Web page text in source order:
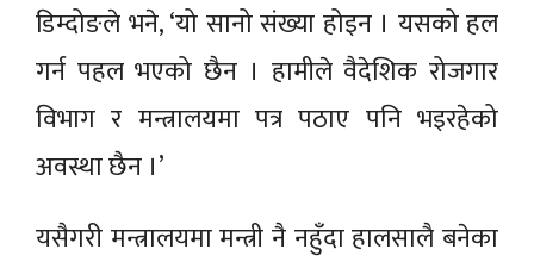
डिम्दोङले भने, ‘यो सानो संख्या होइन । यसको हल
गर्न पहल भएको छैन । हामीले वैदेशिक रोजगार
विभाग र मन्त्रालयमा पत्र पठाए पनि भइरहेको
अवस्था छैन ।’
यसैगरी मन्त्रालयमा मन्त्री नै नहुँदा हालसालै बनेका